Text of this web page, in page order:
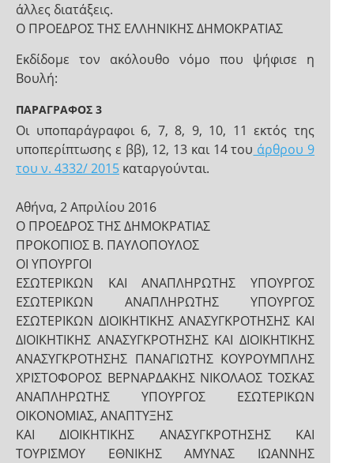
άλλες διατάξεις.
Ο ΠΡΟΕΔΡΟΣ ΤΗΣ ΕΛΛΗΝΙΚΗΣ ΔΗΜΟΚΡΑΤΙΑΣ
Εκδίδομε τον ακόλουθο νόμο που ψήφισε η
Βουλή:
ΠΑΡΑΓΡΑΦΟΣ 3
Οι υποπαράγραφοι 6, 7, 8, 9, 10, 11 εκτός της
υποπερίπτωσης ε ββ), 12, 13 και 14 του άρθρου 9
του ν. 4332/ 2015 καταργούνται.
Αθήνα, 2 Απριλίου 2016
Ο ΠΡΟΕΔΡΟΣ ΤΗΣ ΔΗΜΟΚΡΑΤΙΑΣ
ΠΡΟΚΟΠΙΟΣ Β. ΠΑΥΛΟΠΟΥΛΟΣ
ΟΙ ΥΠΟΥΡΓΟΙ
ΕΣΩΤΕΡΙΚΩΝ ΚΑΙ ΑΝΑΠΛΗΡΩΤΗΣ ΥΠΟΥΡΓΟΣ
ΕΣΩΤΕΡΙΚΩΝ ΑΝΑΠΛΗΡΩΤΗΣ ΥΠΟΥΡΓΟΣ
ΕΣΩΤΕΡΙΚΩΝ ΔΙΟΙΚΗΤΙΚΗΣ ΑΝΑΣΥΓΚΡΟΤΗΣΗΣ ΚΑΙ
ΔΙΟΙΚΗΤΙΚΗΣ ΑΝΑΣΥΓΚΡΟΤΗΣΗΣ ΚΑΙ ΔΙΟΙΚΗΤΙΚΗΣ
ΑΝΑΣΥΓΚΡΟΤΗΣΗΣ ΠΑΝΑΓΙΩΤΗΣ ΚΟΥΡΟΥΜΠΛΗΣ
ΧΡΙΣΤΟΦΟΡΟΣ ΒΕΡΝΑΡΔΑΚΗΣ ΝΙΚΟΛΑΟΣ ΤΟΣΚΑΣ
ΑΝΑΠΛΗΡΩΤΗΣ ΥΠΟΥΡΓΟΣ ΕΣΩΤΕΡΙΚΩΝ
ΟΙΚΟΝΟΜΙΑΣ, ΑΝΑΠΤΥΞΗΣ
ΚΑΙ ΔΙΟΙΚΗΤΙΚΗΣ ΑΝΑΣΥΓΚΡΟΤΗΣΗΣ ΚΑΙ
ΤΟΥΡΙΣΜΟΥ ΕΘΝΙΚΗΣ ΑΜΥΝΑΣ ΙΩΑΝΝΗΣ